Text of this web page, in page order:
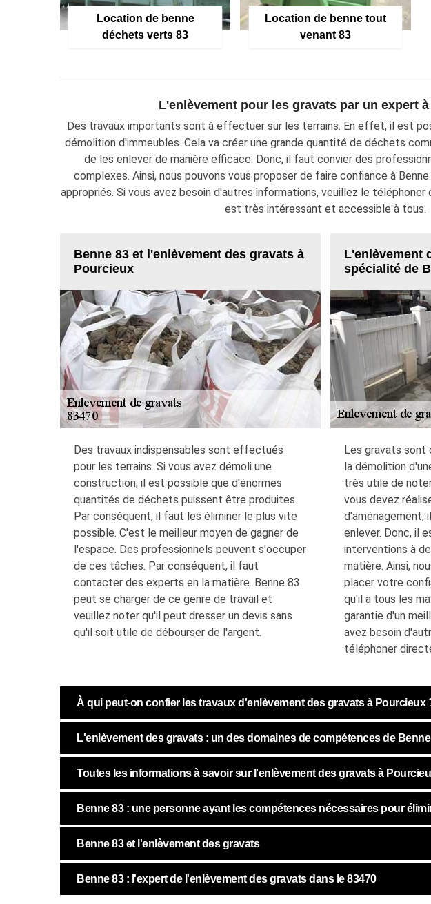
Location de benne
déchets verts 83
Location de benne tout
venant 83
L'enlèvement pour les gravats par un expert
Des travaux importants sont à effectuer sur les terrains. En effet, il est
démolition d'immeubles. Cela va créer une grande quantité de déchets
de les enlever de manière efficace. Donc, il faut convier des
complexes. Ainsi, nous pouvons vous proposer de faire confiance à
appropriés. Si vous avez besoin d'autres informations, veuillez le
est très intéressant et accessible à tous.
Benne 83 et l'enlèvement des gravats à
Pourcieux
Des travaux indispensables sont effectués
pour les terrains. Si vous avez démoli une
construction, il est possible que d'énormes
quantités de déchets puissent être produites.
Par conséquent, il faut les éliminer le plus vite
possible. C'est le meilleur moyen de gagner de
l'espace. Des professionnels peuvent s'occuper
de ces tâches. Par conséquent, il faut
contacter des experts en la matière. Benne 83
peut se charger de ce genre de travail et
veuillez noter qu'il peut dresser un devis sans
qu'il soit utile de débourser de l'argent.
L'enlèvement
spécialité de
Les gravats sont
la démolition
très utile de
vous devez
d'aménagement,
enlever. Donc, il
interventions à
matière. Ainsi,
placer votre
qu'il a tous les
garantie d'un
avez besoin
téléphoner
À qui peut-on confier les travaux d'enlèvement des gravats à Pourcieux
L'enlèvement des gravats : un des domaines de compétences de
Toutes les informations à savoir sur l'enlèvement des gravats à
Benne 83 : une personne ayant les compétences nécessaires pour
Benne 83 et l'enlèvement des gravats
Benne 83 : l'expert de l'enlèvement des gravats dans le 83470